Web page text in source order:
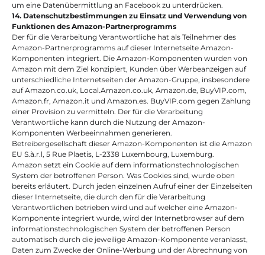
um eine Datenübermittlung an Facebook zu unterdrücken.
14. Datenschutzbestimmungen zu Einsatz und Verwendung von
Funktionen des Amazon-Partnerprogramms
Der für die Verarbeitung Verantwortliche hat als Teilnehmer des
Amazon-Partnerprogramms auf dieser Internetseite Amazon-
Komponenten integriert. Die Amazon-Komponenten wurden von
Amazon mit dem Ziel konzipiert, Kunden über Werbeanzeigen auf
unterschiedliche Internetseiten der Amazon-Gruppe, insbesondere
auf Amazon.co.uk, Local.Amazon.co.uk, Amazon.de, BuyVIP.com,
Amazon.fr, Amazon.it und Amazon.es. BuyVIP.com gegen Zahlung
einer Provision zu vermitteln. Der für die Verarbeitung
Verantwortliche kann durch die Nutzung der Amazon-
Komponenten Werbeeinnahmen generieren.
Betreibergesellschaft dieser Amazon-Komponenten ist die Amazon
EU S.à.r.l, 5 Rue Plaetis, L-2338 Luxembourg, Luxemburg.
Amazon setzt ein Cookie auf dem informationstechnologischen
System der betroffenen Person. Was Cookies sind, wurde oben
bereits erläutert. Durch jeden einzelnen Aufruf einer der Einzelseiten
dieser Internetseite, die durch den für die Verarbeitung
Verantwortlichen betrieben wird und auf welcher eine Amazon-
Komponente integriert wurde, wird der Internetbrowser auf dem
informationstechnologischen System der betroffenen Person
automatisch durch die jeweilige Amazon-Komponente veranlasst,
Daten zum Zwecke der Online-Werbung und der Abrechnung von